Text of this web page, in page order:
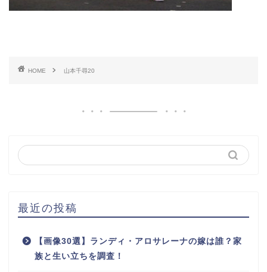
HOME 山本千尋20
最近の投稿
【画像30選】ランディ・アロサレーナの嫁は誰？家
族と生い立ちを調査！